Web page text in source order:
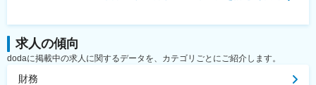
求人の傾向
dodaに掲載中の求人に関するデータを、カテゴリごとにご紹介します。
財務